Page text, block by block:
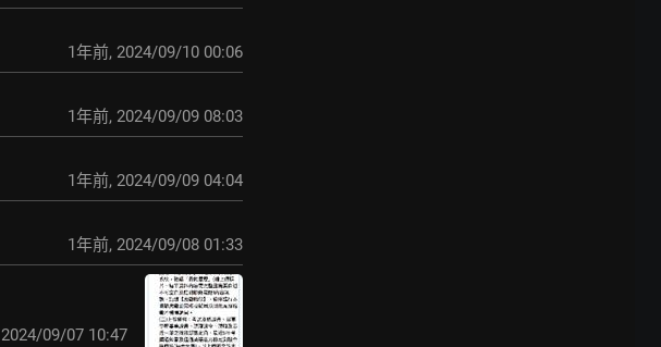
1年前, 2024/09/10 00:06
1年前, 2024/09/09 08:03
1年前, 2024/09/09 04:04
1年前, 2024/09/08 01:33
2024/09/07 10:47